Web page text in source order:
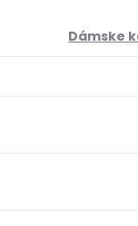
Dámske